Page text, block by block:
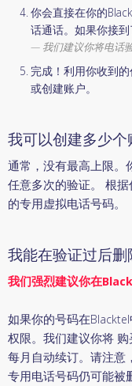
你会直接在你的
话通话。如果你接到
我们建议你将电话
完成！利用你收到
或创建账户。
我可以创建多少个
通常，没有最高上限。
任意多次的验证。 根
的专用虚拟电话号码。
我能在验证过后删
我们强烈建议你在
如果你的号码在
权限。我们建议你将
每月自动续订。请注意
专用电话号码仍可能被